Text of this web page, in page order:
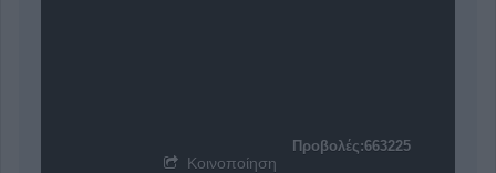
Προβολές:663225
Κοινοποίηση